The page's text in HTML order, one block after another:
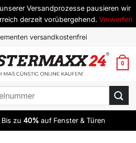
Versandprozesse pausieren wir
derzeit vorübergehend. Verwerfen
versandkostenfrei
0
zu 40% auf Fenster & Türen